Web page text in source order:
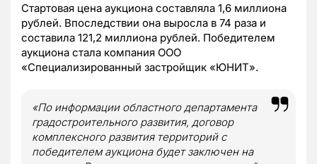
Стартовая цена аукциона составляла 1,6 миллиона
рублей. Впоследствии она выросла в 74 раза и
составила 121,2 миллиона рублей. Победителем
аукциона стала компания ООО
«Специализированный застройщик «ЮНИТ».
«По информации областного департамента
градостроительного развития, договор
комплексного развития территорий с
победителем аукциона будет заключен на